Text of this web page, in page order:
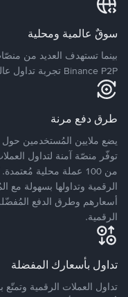
سوقٌ عالمية ومحلية
Binance P2P تجربة تداول عالمية حقيقية وتدعم أكثر من 70 عملة محلية.
طرق دفع مرنة
من 100 عملة محلية
الرقمية وتداولها بسهولة مع
أسعارهم وطرق الدفع
الرقمية.
تداول بأسعارك المفضلة
تداول العملات الرقمية